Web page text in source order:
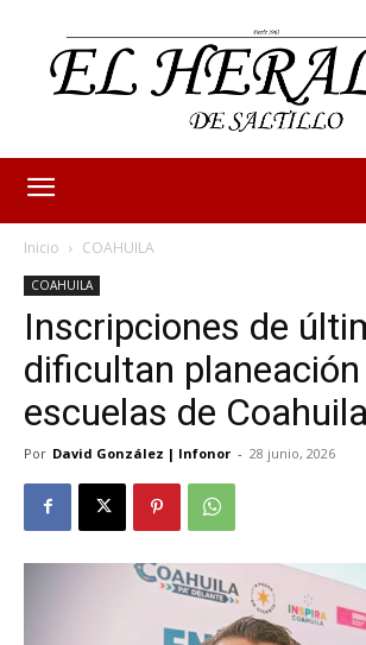
Inicio COAHUILA
COAHUILA
Inscripciones de
dificultan planeación
escuelas de Coahuila
Por David González | Infonor - 28 junio, 2026